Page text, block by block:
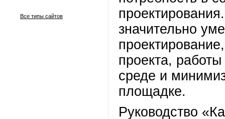
Все типы сайтов
значительно
проекта,
среде и
площадке.
Руководство